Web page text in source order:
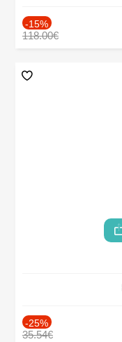
-15%
118.00€
-25%
35.54€